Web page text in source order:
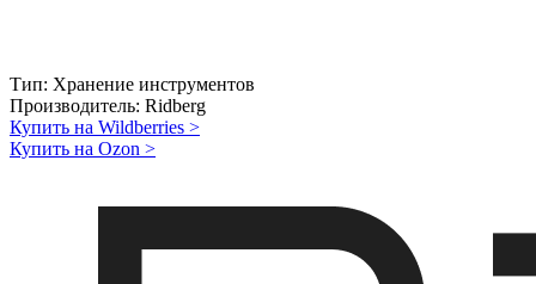
Тип: Хранение инструментов
Производитель: Ridberg
Купить на Wildberries >
Купить на Ozon >